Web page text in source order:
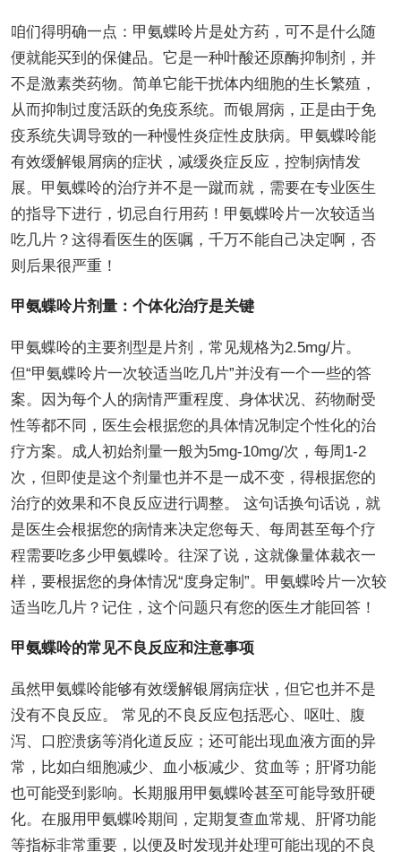
咱们得明确一点：甲氨蝶呤片是处方药，可不是什么随
便就能买到的保健品。它是一种叶酸还原酶抑制剂，并
不是激素类药物。简单它能干扰体内细胞的生长繁殖，
从而抑制过度活跃的免疫系统。而银屑病，正是由于免
疫系统失调导致的一种慢性炎症性皮肤病。甲氨蝶呤能
有效缓解银屑病的症状，减缓炎症反应，控制病情发
展。甲氨蝶呤的治疗并不是一蹴而就，需要在专业医生
的指导下进行，切忌自行用药！甲氨蝶呤片一次较适当
吃几片？这得看医生的医嘱，千万不能自己决定啊，否
则后果很严重！
甲氨蝶呤片剂量：个体化治疗是关键
甲氨蝶呤的主要剂型是片剂，常见规格为2.5mg/片。
但“甲氨蝶呤片一次较适当吃几片”并没有一个一些的答
案。因为每个人的病情严重程度、身体状况、药物耐受
性等都不同，医生会根据您的具体情况制定个性化的治
疗方案。成人初始剂量一般为5mg-10mg/次，每周1-2
次，但即使是这个剂量也并不是一成不变，得根据您的
治疗的效果和不良反应进行调整。 这句话换句话说，就
是医生会根据您的病情来决定您每天、每周甚至每个疗
程需要吃多少甲氨蝶呤。往深了说，这就像量体裁衣一
样，要根据您的身体情况“度身定制”。甲氨蝶呤片一次较
适当吃几片？记住，这个问题只有您的医生才能回答！
甲氨蝶呤的常见不良反应和注意事项
虽然甲氨蝶呤能够有效缓解银屑病症状，但它也并不是
没有不良反应。 常见的不良反应包括恶心、呕吐、腹
泻、口腔溃疡等消化道反应；还可能出现血液方面的异
常，比如白细胞减少、血小板减少、贫血等；肝肾功能
也可能受到影响。长期服用甲氨蝶呤甚至可能导致肝硬
化。在服用甲氨蝶呤期间，定期复查血常规、肝肾功能
等指标非常重要，以便及时发现并处理可能出现的不良